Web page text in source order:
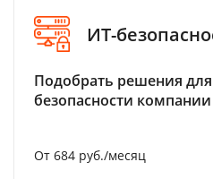
ИТ-
Подобрать решения
безопасности компании
От 684 руб./месяц